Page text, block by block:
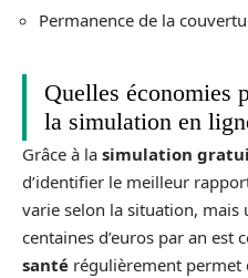
Permanence de la
Quelles économies
la simulation en
Grâce à la simulation
d’identifier le meilleur
varie selon la situation, mais
centaines d’euros par an est
santé régulièrement permet